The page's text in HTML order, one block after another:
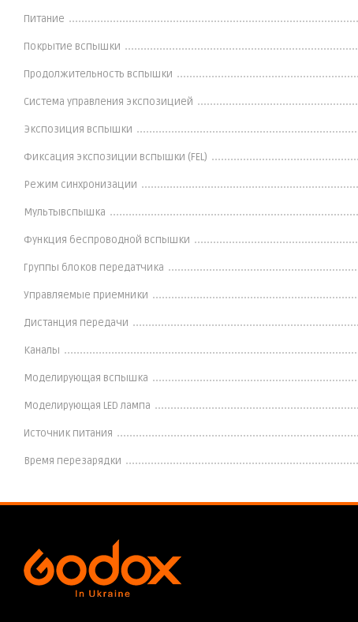
Питание
Покрытие вспышки
Продолжительность вспышки
Система управления экспозицией
Экспозиция вспышки
Фиксация экспозиции вспышки (FEL)
Режим синхронизации
Мультывспышка
Функция беспроводной вспышки
Группы блоков передатчика
Управляемые приемники
Дистанция передачи
Каналы
Моделирующая вспышка
Моделирующая LED лампа
Источник питания
Время перезарядки